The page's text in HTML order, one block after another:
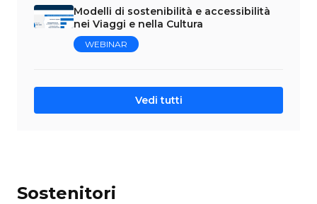
Modelli di sostenibilità e accessibilità
nei Viaggi e nella Cultura
WEBINAR
Vedi tutti
Sostenitori